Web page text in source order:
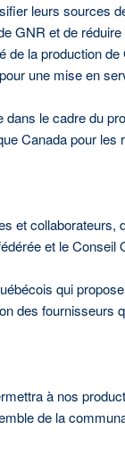
leurs sources
GNR et de
la production
une mise en
le cadre du
Canada pour
et
et le Conseil
qui
des
à nos
de la